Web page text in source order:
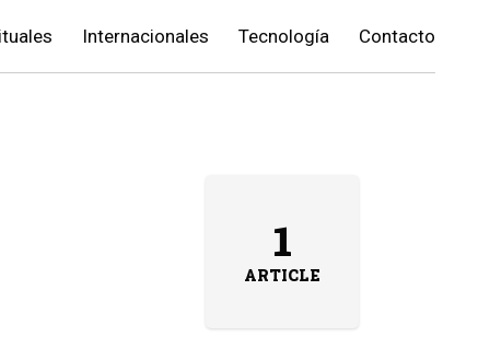
Internacionales Tecnología Contacto
1
ARTICLE